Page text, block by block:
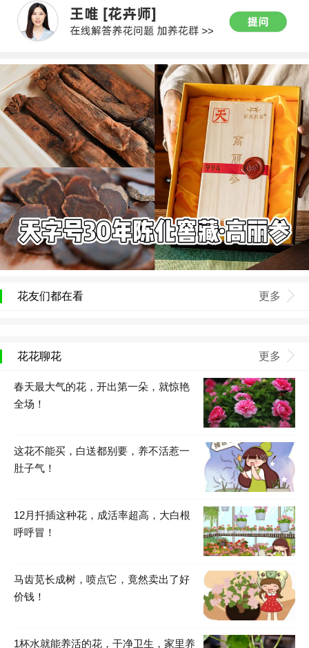
花友们都在看 更多
花花聊花 更多
春天最大气的花，开出第一朵，就惊艳
全场！
这花不能买，白送都别要，养不活惹一
肚子气！
12月扦插这种花，成活率超高，大白根
呼呼冒！
马齿苋长成树，喷点它，竟然卖出了好
价钱！
1杯水就能养活的花，干净卫生，家里养